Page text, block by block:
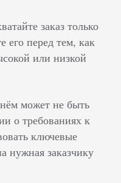
заказ только
его перед тем, как
или низкой
может не быть
о требованиях к
ключевые
нужная заказчику